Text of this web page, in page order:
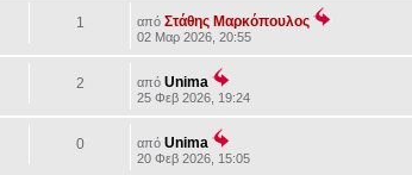
1 απόΣτάθης Μαρκόπουλος
02 Μαρ 2026, 20:55
2 απόUnima
25 Φεβ 2026, 19:24
0 απόUnima
20 Φεβ 2026, 15:05